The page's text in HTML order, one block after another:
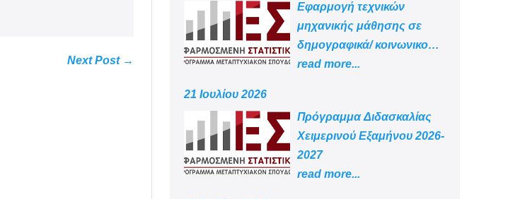
Next Post →
Εφαρμογή τεχνικών
μηχανικής μάθησης σε
δημογραφικά/ κοινωνικο
-οικονομικά δεδομένα
read more...
21 Ιουλίου 2026
Πρόγραμμα Διδασκαλίας
Χειμερινού Εξαμήνου 2026-
2027
read more...